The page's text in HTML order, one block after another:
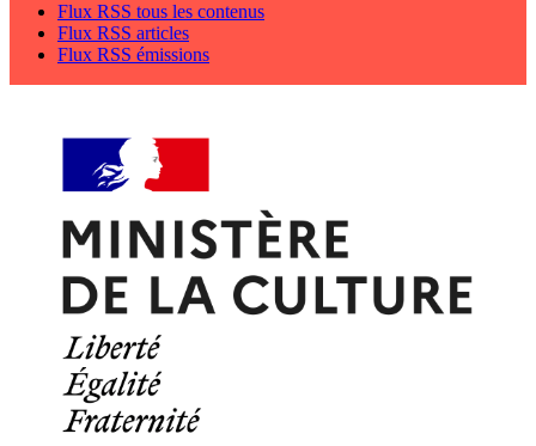
Flux RSS tous les contenus
Flux RSS articles
Flux RSS émissions